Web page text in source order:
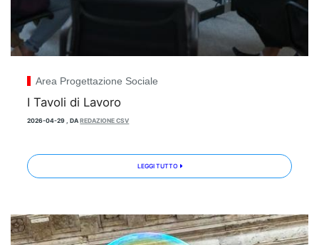
Area Progettazione Sociale
I Tavoli di Lavoro
2026-04-29 ,DAREDAZIONE CSV
LEGGI TUTTO